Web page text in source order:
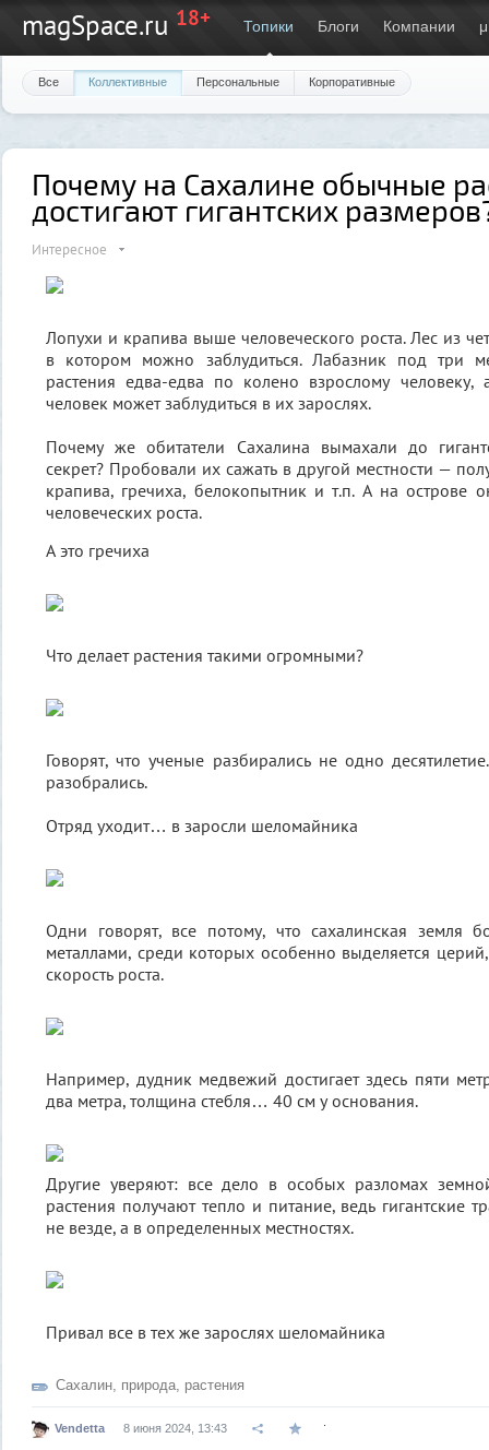
magSpace.ru 18+ Топики Блоги Компании μ
Все Коллективные Персональные Корпоративные
Почему на Сахалине обычные
достигают гигантских
Интересное
Лопухи и крапива выше человеческого роста. Лес из
в котором можно заблудиться. Лабазник под три
растения едва-едва по колено взрослому
человек может заблудиться в их зарослях.
Почему же обитатели Сахалина вымахали до
секрет? Пробовали их сажать в другой местности —
крапива, гречиха, белокопытник и т.п. А на острове
человеческих роста.
А это гречиха
Что делает растения такими огромными?
Говорят, что ученые разбирались не одно
разобрались.
Отряд уходит… в заросли шеломайника
Одни говорят, все потому, что сахалинская земля
металлами, среди которых особенно выделяется
скорость роста.
Например, дудник медвежий достигает здесь пяти
два метра, толщина стебля… 40 см у основания.
Другие уверяют: все дело в особых разломах
растения получают тепло и питание, ведь гигантские
не везде, а в определенных местностях.
Привал все в тех же зарослях шеломайника
Сахалин, природа, растения
Vendetta 8 июня 2024, 13:43